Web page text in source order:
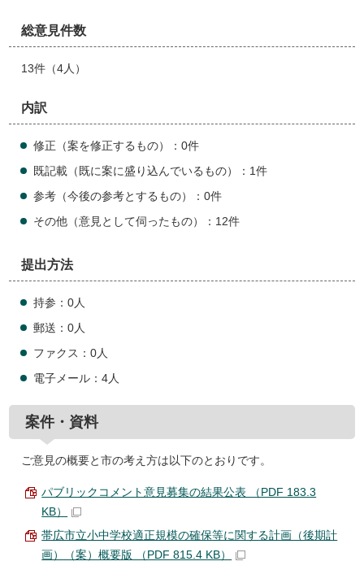
総意見件数
13件（4人）
内訳
修正（案を修正するもの）：0件
既記載（既に案に盛り込んでいるもの）：1件
参考（今後の参考とするもの）：0件
その他（意見として伺ったもの）：12件
提出方法
持参：0人
郵送：0人
ファクス：0人
電子メール：4人
案件・資料
ご意見の概要と市の考え方は以下のとおりです。
パブリックコメント意見募集の結果公表 （PDF 183.3
KB）
帯広市立小中学校適正規模の確保等に関する計画（後期計
画）（案）概要版 （PDF 815.4 KB）